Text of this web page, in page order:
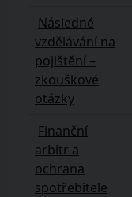
Následné
vzdělávání na
pojištění –
zkouškové
otázky
Finanční
arbitr a
ochrana
spotřebitele